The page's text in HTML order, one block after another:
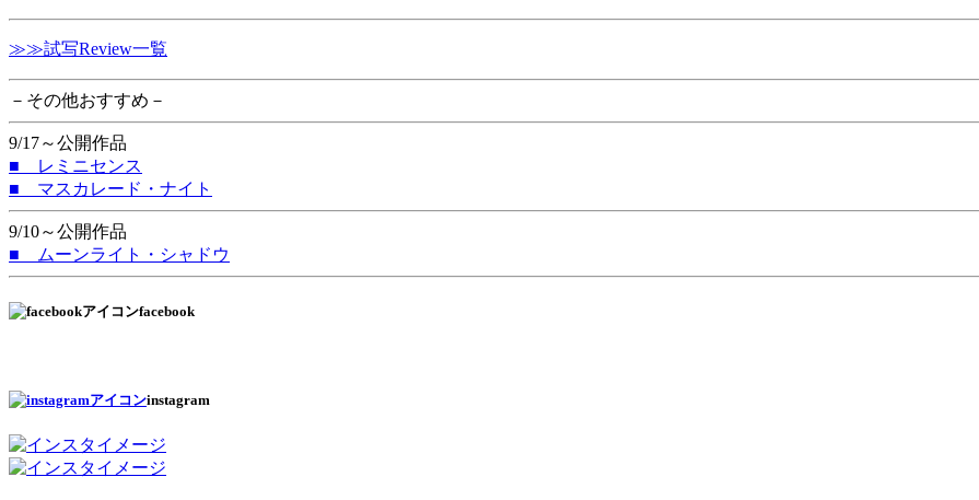
≫≫試写Review一覧
－その他おすすめ－
9/17～公開作品
■ レミニセンス
■ マスカレード・ナイト
9/10～公開作品
■ ムーンライト・シャドウ
facebook
instagram